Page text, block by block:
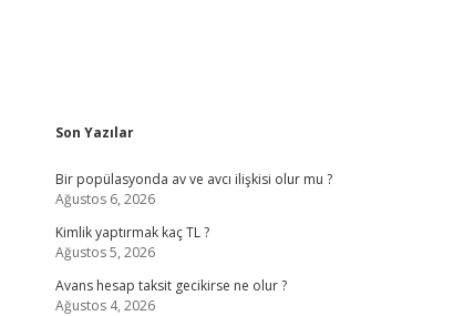
Sidebar
Son Yazılar
Bir popülasyonda av ve avcı ilişkisi olur mu ?
Ağustos 6, 2026
Kimlik yaptırmak kaç TL ?
Ağustos 5, 2026
Avans hesap taksit gecikirse ne olur ?
Ağustos 4, 2026